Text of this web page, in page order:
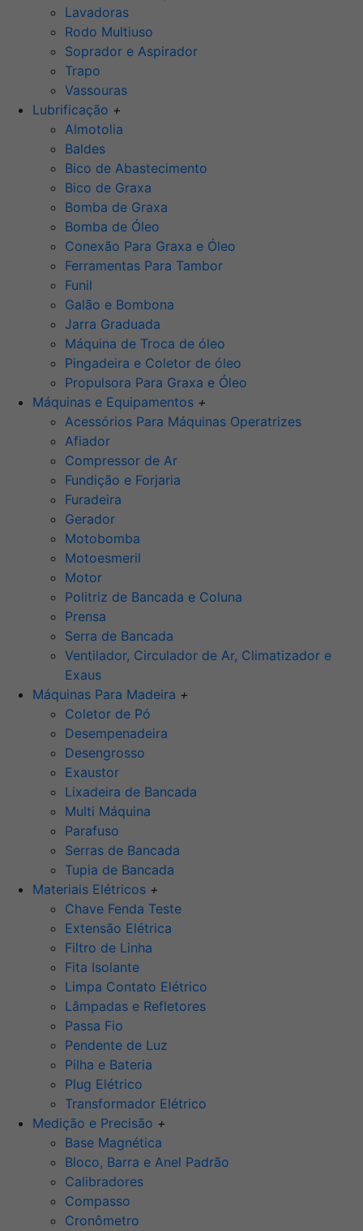
Lavadoras
Rodo Multiuso
Soprador e Aspirador
Trapo
Vassouras
Lubrificação +
Almotolia
Baldes
Bico de Abastecimento
Bico de Graxa
Bomba de Graxa
Bomba de Óleo
Conexão Para Graxa e Óleo
Ferramentas Para Tambor
Funil
Galão e Bombona
Jarra Graduada
Máquina de Troca de óleo
Pingadeira e Coletor de óleo
Propulsora Para Graxa e Óleo
Máquinas e Equipamentos +
Acessórios Para Máquinas Operatrizes
Afiador
Compressor de Ar
Fundição e Forjaria
Furadeira
Gerador
Motobomba
Motoesmeril
Motor
Politriz de Bancada e Coluna
Prensa
Serra de Bancada
Ventilador, Circulador de Ar, Climatizador e
Exaus
Máquinas Para Madeira +
Coletor de Pó
Desempenadeira
Desengrosso
Exaustor
Lixadeira de Bancada
Multi Máquina
Parafuso
Serras de Bancada
Tupia de Bancada
Materiais Elétricos +
Chave Fenda Teste
Extensão Elétrica
Filtro de Linha
Fita Isolante
Limpa Contato Elétrico
Lâmpadas e Refletores
Passa Fio
Pendente de Luz
Pilha e Bateria
Plug Elétrico
Transformador Elétrico
Medição e Precisão +
Base Magnética
Bloco, Barra e Anel Padrão
Calibradores
Compasso
Cronômetro